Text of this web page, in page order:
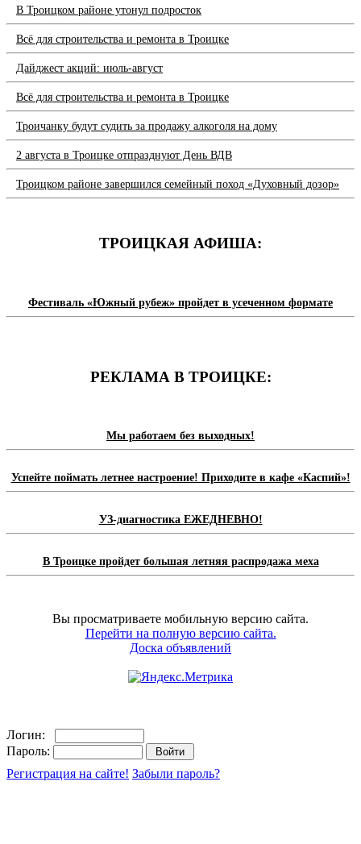
В Троицком районе утонул подросток
Всё для строительства и ремонта в Троицке
Дайджест акций: июль-август
Всё для строительства и ремонта в Троицке
Троичанку будут судить за продажу алкоголя на дому
2 августа в Троицке отпразднуют День ВДВ
Троицком районе завершился семейный поход «Духовный дозор»
ТРОИЦКАЯ АФИША:
Фестиваль «Южный рубеж» пройдет в усеченном формате
РЕКЛАМА В ТРОИЦКЕ:
Мы работаем без выходных!
Успейте поймать летнее настроение! Приходите в кафе «Каспий»!
УЗ-диагностика ЕЖЕДНЕВНО!
В Троицке пройдет большая летняя распродажа меха
Вы просматриваете мобильную версию сайта.
Перейти на полную версию сайта.
Доска объявлений
Логин:
Пароль:
Регистрация на сайте! Забыли пароль?